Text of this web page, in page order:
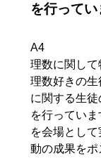
を行ってい
A4
理数に関して
理数好きの
に関する生
を行ってい
を会場とし
動の成果をポ